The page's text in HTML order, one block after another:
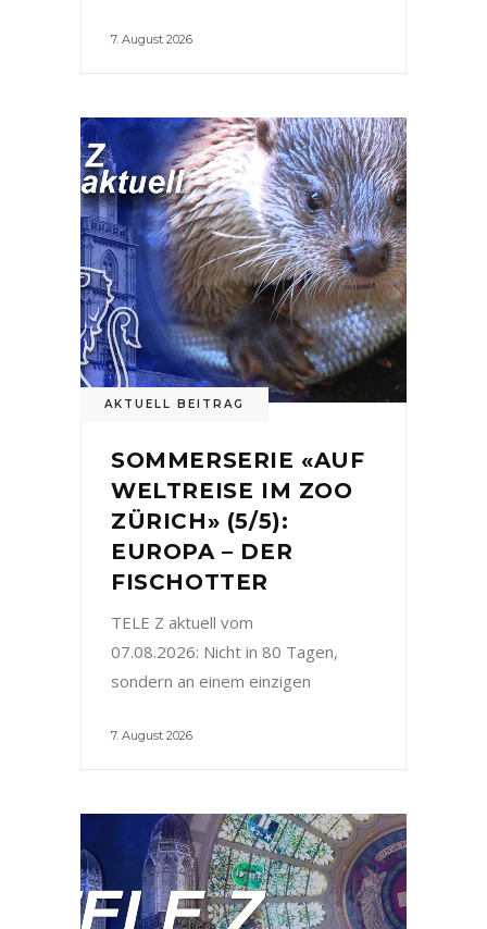
7. August 2026
AKTUELL BEITRAG
SOMMERSERIE «AUF
WELTREISE IM ZOO
ZÜRICH» (5/5):
EUROPA – DER
FISCHOTTER
TELE Z aktuell vom
07.08.2026: Nicht in 80 Tagen,
sondern an einem einzigen
7. August 2026